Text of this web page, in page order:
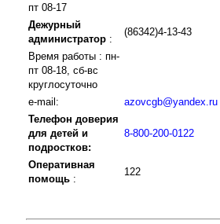
пт 08-17
Дежурный
администратор :
(86342)4-13-43
Время работы : пн-
пт 08-18, сб-вс
круглосуточно
e-mail:
azovcgb@yandex.ru
Телефон доверия
для детей и
подростков:
8-800-200-0122
Оперативная
помощь :
122